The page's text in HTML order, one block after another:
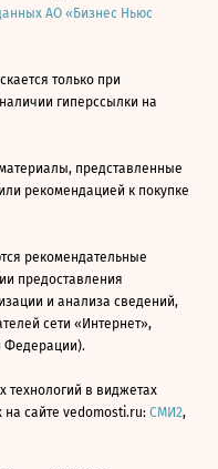
АО «Бизнес Ньюс
только при
гиперссылки на
представленные
рекомендацией к покупке
рекомендательные
предоставления
и анализа сведений,
сети «Интернет»,
Федерации).
технологий в виджетах
сайте vedomosti.ru: СМИ2,